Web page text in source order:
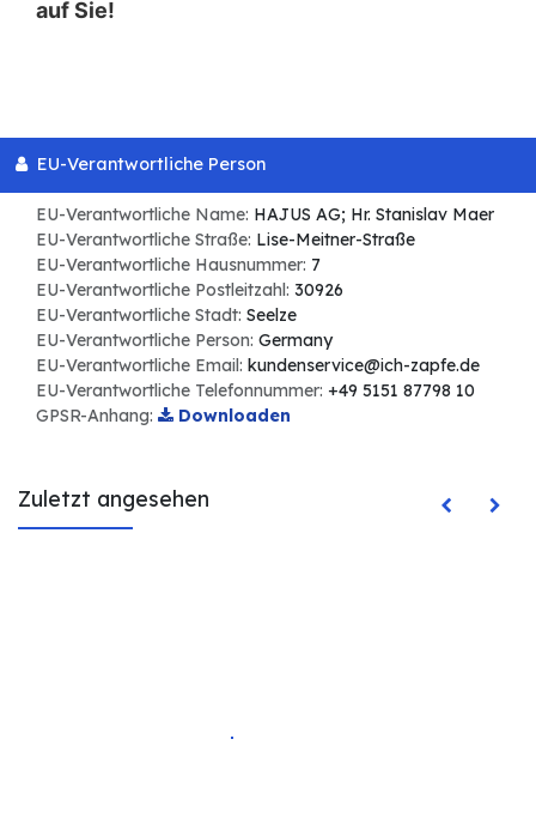
auf Sie!
EU-Verantwortliche Person
EU-Verantwortliche Name: HAJUS AG; Hr. Stanislav Maer
EU-Verantwortliche Straße: Lise-Meitner-Straße
EU-Verantwortliche Hausnummer: 7
EU-Verantwortliche Postleitzahl: 30926
EU-Verantwortliche Stadt: Seelze
EU-Verantwortliche Person: Germany
EU-Verantwortliche Email: kundenservice@ich-zapfe.de
EU-Verantwortliche Telefonnummer: +49 5151 87798 10
GPSR-Anhang:
Downloaden
Zuletzt angesehen